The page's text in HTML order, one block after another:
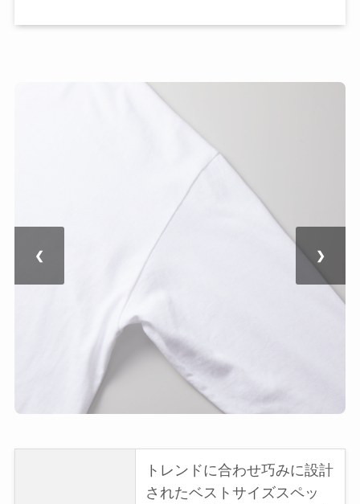
❮ ❯
トレンドに合わせ巧みに設計
されたベストサイズスペッ